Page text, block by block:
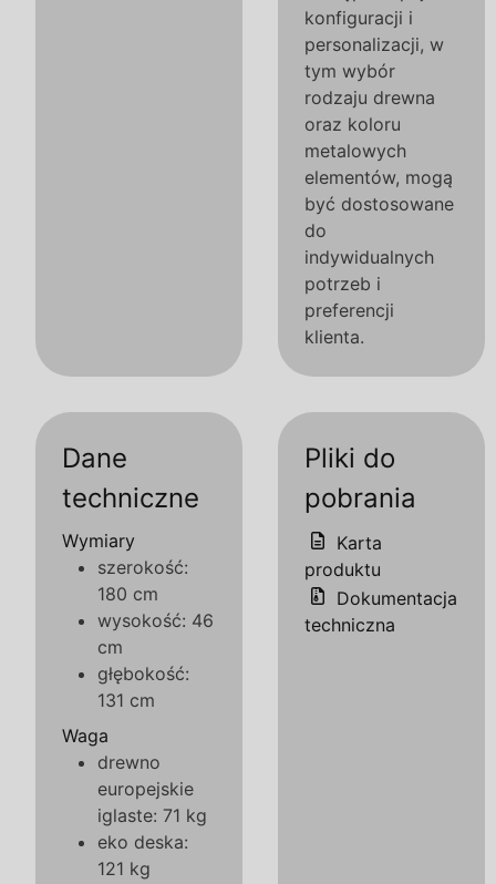
konfiguracji i
personalizacji, w
tym wybór
rodzaju drewna
oraz koloru
metalowych
elementów, mogą
być dostosowane
do
indywidualnych
potrzeb i
preferencji
klienta.
Dane
techniczne
Wymiary
szerokość:
180 cm
wysokość: 46
cm
głębokość:
131 cm
Waga
drewno
europejskie
iglaste: 71 kg
eko deska:
121 kg
Pliki do
pobrania
Karta
produktu
Dokumentacja
techniczna